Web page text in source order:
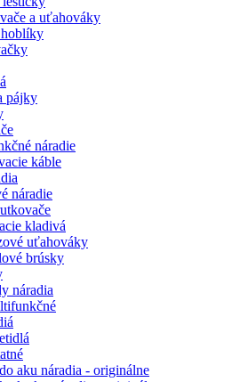
a uťahováky
pájky
náradie
káble
náradie
kladivá
uťahováky
brúsky
náradia
aku náradia - originálne